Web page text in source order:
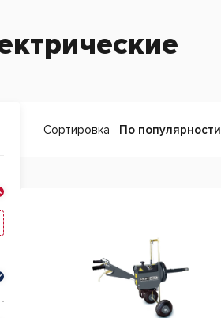
Сортировка